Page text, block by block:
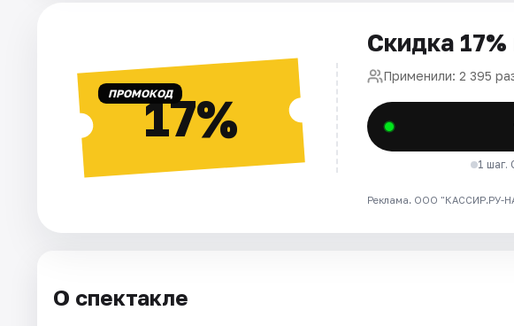
Артисты
Рейтинги
ПРОМОКОД17%
Скидка
Применили: 2 395
1 шаг.
Реклама. ООО "КАССИР.РУ-
О спектакле